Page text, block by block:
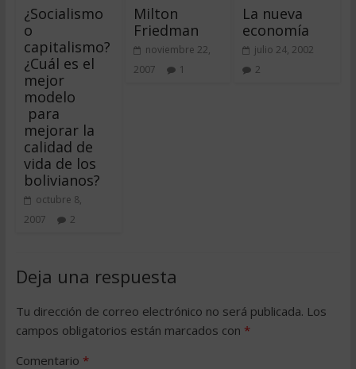
¿Socialismo
o
capitalismo?
¿Cuál es el
mejor
modelo
para
mejorar la
calidad de
vida de los
bolivianos?
octubre 8,
2007
2
Milton
Friedman
noviembre 22,
2007
1
La nueva
economía
julio 24, 2002
2
Deja una respuesta
Tu dirección de correo electrónico no será publicada. Los
campos obligatorios están marcados con *
Comentario *